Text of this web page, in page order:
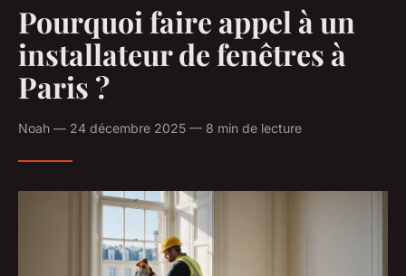
Pourquoi faire appel à un
installateur de fenêtres à
Paris ?
Noah — 24 décembre 2025 — 8 min de lecture